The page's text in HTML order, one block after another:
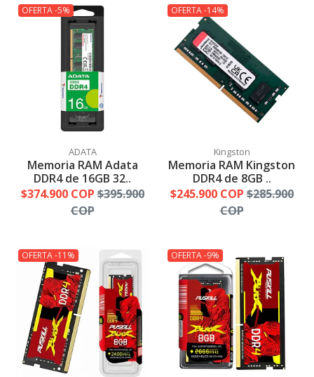
OFERTA -5%
ADATA
Memoria RAM Adata
DDR4 de 16GB 32..
$374.900 COP $395.900
COP
OFERTA -14%
Kingston
Memoria RAM Kingston
DDR4 de 8GB ..
$245.900 COP $285.900
COP
OFERTA -11% OFERTA -9%